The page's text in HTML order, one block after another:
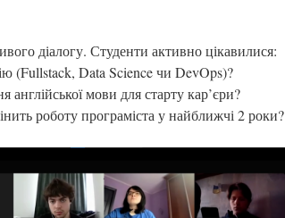
діалогу. Студенти активно цікавилися:
(Fullstack, Data Science чи DevOps)?
мови для старту кар’єри?
роботу програміста у найближчі 2 роки?